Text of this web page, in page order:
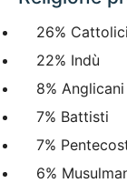
26%
22% Indù
8% Anglicani
7% Battisti
7%
6%